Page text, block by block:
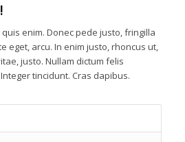
enim. Donec pede justo, fringilla
eget, arcu. In enim justo, rhoncus ut,
justo. Nullam dictum felis
tincidunt. Cras dapibus.